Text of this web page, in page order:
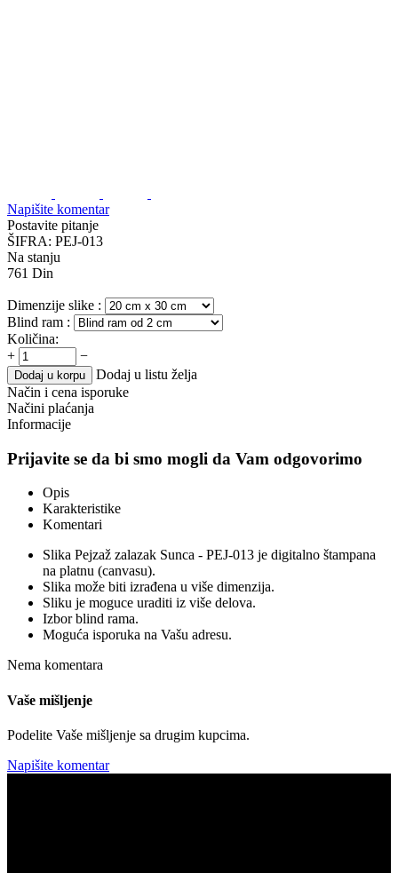
Napišite komentar
Postavite pitanje
ŠIFRA: PEJ-013
Na stanju
761 Din
Dimenzije slike :
Blind ram :
Količina:
+
−
Dodaj u korpu
Dodaj u listu želja
Način i cena isporuke
Načini plaćanja
Informacije
Prijavite se da bi smo mogli da Vam odgovorimo
Opis
Karakteristike
Komentari
Slika Pejzaž zalazak Sunca - PEJ-013 je digitalno štampana
na platnu (canvasu).
Slika može biti izrađena u više dimenzija.
Sliku je moguce uraditi iz više delova.
Izbor blind rama.
Moguća isporuka na Vašu adresu.
Nema komentara
Vaše mišljenje
Podelite Vaše mišljenje sa drugim kupcima.
Napišite komentar